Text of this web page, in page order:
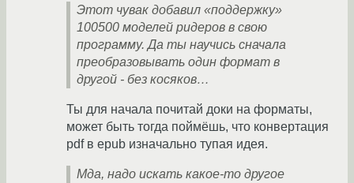
Этот чувак добавил «поддержку»
100500 моделей ридеров в свою
программу. Да ты научись сначала
преобразовывать один формат в
другой - без косяков…
Ты для начала почитай доки на форматы,
может быть тогда поймёшь, что конвертация
pdf в epub изначально тупая идея.
Мда, надо искать какое-то другое